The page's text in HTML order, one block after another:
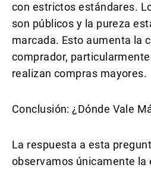
con estrictos estándares.
son públicos y la pureza
marcada. Esto aumenta la
comprador,
realizan compras mayores.
Conclusión: ¿Dónde Vale
La respuesta a esta
observamos únicamente la